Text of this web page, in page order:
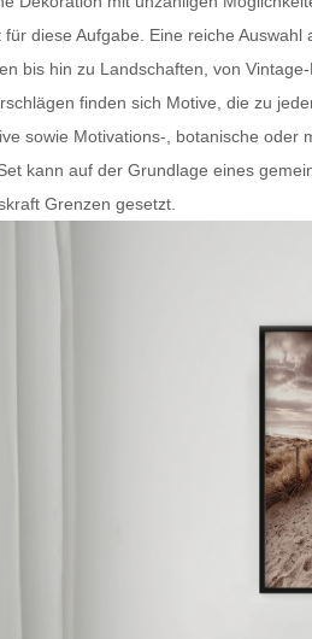
für diese Aufgabe. Eine reiche
bis hin zu Landschaften, von
finden sich Motive, die zu
sowie Motivations-, botanische oder
kann auf der Grundlage eines
Grenzen gesetzt.